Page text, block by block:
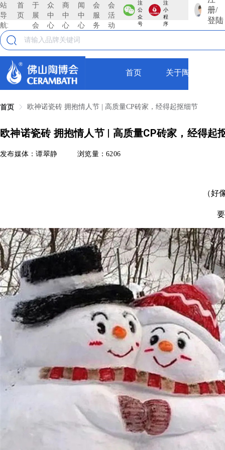
站
导
航:
首
页
于
展
会
众
中
心
商
中
心
闻
中
心
会
服
务
会
活
动
注
公
众
号
注
小
程
序
册/
登陆
首页 关于陶博会
首页 欧神诺瓷砖 拥抱情人节 | 高质量CP砖家，经得起抠细节
欧神诺瓷砖 拥抱情人节 | 高质量CP砖家，经得起
发布媒体：谭翠静 浏览量：6206
（好